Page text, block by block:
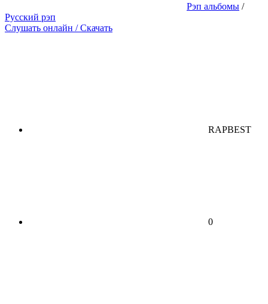
Рэп альбомы /
Русский рэп
Слушать онлайн / Скачать
RAPBEST
0